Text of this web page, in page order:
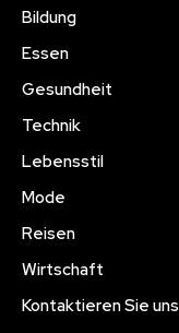
Bildung
Essen
Gesundheit
Technik
Lebensstil
Mode
Reisen
Wirtschaft
Kontaktieren Sie uns